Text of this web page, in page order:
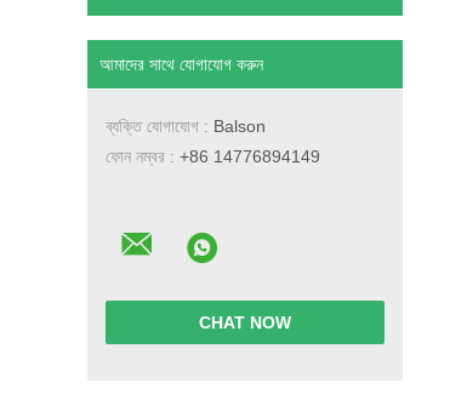
আমাদের সাথে যোগাযোগ করুন
ব্যক্তি যোগাযোগ : Balson
ফোন নম্বর : +86 14776894149
CHAT NOW